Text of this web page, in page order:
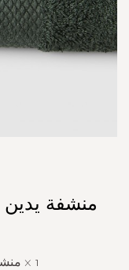
1 × منشفة يد قطنية 50 × 100 سم